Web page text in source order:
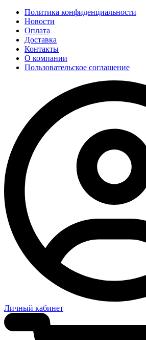
Политика конфиденциальности
Новости
Оплата
Доставка
Контакты
О компании
Пользовательское соглашение
Личный кабинет